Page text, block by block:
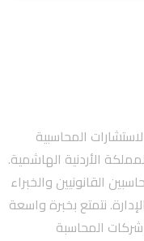
المحاسبية
ترخيص رقم 1150 في المملكة الأردنية الهاشمية.
القانونيين والخبراء
نتمتع بخبرة واسعة
المحاسبة